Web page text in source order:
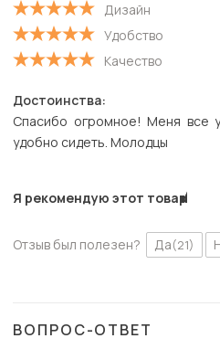
Дизайн
Удобство
Качество
Достоинства:
Спасибо огромное! Меня все
удобно сидеть. Молодцы
Я рекомендую этот товар
Отзыв был полезен? Да(21)
ВОПРОС-ОТВЕТ